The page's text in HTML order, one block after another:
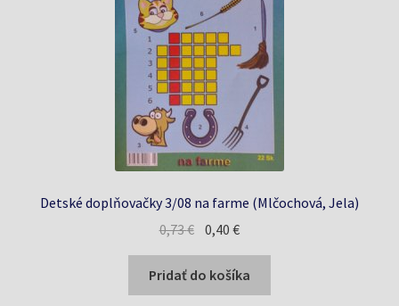
Detské doplňovačky 3/08 na farme (Mlčochová, Jela)
0,73€ Pôvodná
cena
bola:
0,73 €.
0,40€Aktuálna
cena
je:
0,40 €.
Pridať do košíka